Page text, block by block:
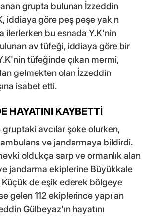
grupta bulunan İzzeddin
iddiaya göre peş peşe yakın
ilerlerken bu esnada Y.K'nin
av tüfeği, iddiaya göre bir
tüfeğinde çıkan mermi,
gelmekten olan İzzeddin
isabet etti.
HAYATINI KAYBETTİ
gruptaki avcılar şoke olurken,
ve jandarmaya bildirdi.
oldukça sarp ve ormanlık alan
jandarma ekiplerine Büyükkale
Küçük de eşik ederek bölgeye
gelen 112 ekiplerince yapılan
Gülbeyaz'ın hayatını